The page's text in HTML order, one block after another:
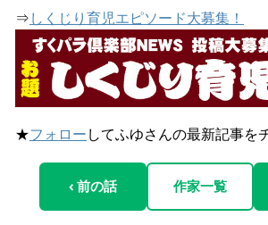
⇒ しくじり育児エピソード大募集！
★フォロー してふゆさんの最新記事を
‹ 前の話 作家一覧